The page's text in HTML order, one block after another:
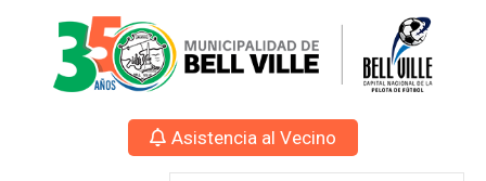
Asistencia al Vecino